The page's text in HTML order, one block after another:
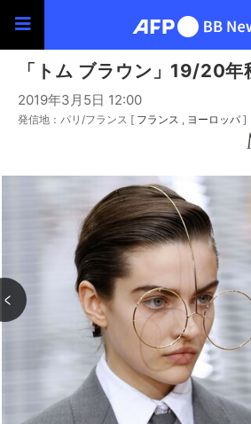
「トム ブラウン」19/20年
2019年3月5日 12:00
発信地：パリ/フランス [ フランス ヨーロッパ ]